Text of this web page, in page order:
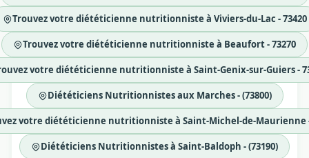
Trouvez votre diététicienne nutritionniste à Viviers-du-Lac - 73420
Trouvez votre diététicienne nutritionniste à Beaufort - 73270
votre diététicienne nutritionniste à Saint-Genix-sur-Guiers -
Diététiciens Nutritionnistes aux Marches - (73800)
votre diététicienne nutritionniste à Saint-Michel-de-Maurienne -
Diététiciens Nutritionnistes à Saint-Baldoph - (73190)